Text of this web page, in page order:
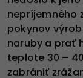
nepríjemného
pokynov
naruby a prať
teplote 30 –
zabrániť